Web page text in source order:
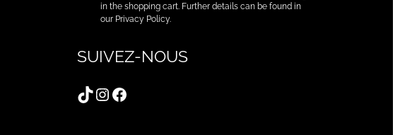
in the shopping cart. Further details can be found in
our Privacy Policy.
SUIVEZ-NOUS
TikTok
Instagram
Facebook